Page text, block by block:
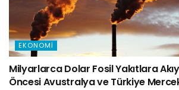
EKONOMI
Milyarlarca Dolar Fosil Yakıtlara
Öncesi Avustralya ve Türkiye